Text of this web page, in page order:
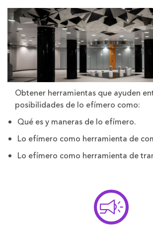
Obtener herramientas que ayuden
posibilidades de lo efímero como:
Qué es y maneras de lo efímero.
Lo efímero como herramienta de
Lo efímero como herramienta de